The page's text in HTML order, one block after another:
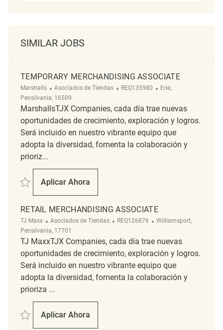
SIMILAR JOBS
TEMPORARY MERCHANDISING ASSOCIATE
Marshalls Categoría
Asociados de Tiendas ReqId
REQ135980 Ubicación
Erie,
Pensilvania, 16509
MarshallsTJX Companies, cada día trae nuevas
oportunidades de crecimiento, exploración y logros.
Será incluido en nuestro vibrante equipo que
adopta la diversidad, fomenta la colaboración y
prioriz...
Salvar Temporary Merchandising Associate REQ135980
Aplicar Ahora
Temporary Merchandising Associate
RETAIL MERCHANDISING ASSOCIATE
TJ Maxx Categoría
Asociados de Tiendas ReqId
REQ126876 Ubicación
Williamsport,
Pensilvania, 17701
TJ MaxxTJX Companies, cada día trae nuevas
oportunidades de crecimiento, exploración y logros.
Será incluido en nuestro vibrante equipo que
adopta la diversidad, fomenta la colaboración y
prioriza ...
Salvar RETAIL MERCHANDISING ASSOCIATE REQ126876
Aplicar Ahora
RETAIL MERCHANDISING ASSOCIATE